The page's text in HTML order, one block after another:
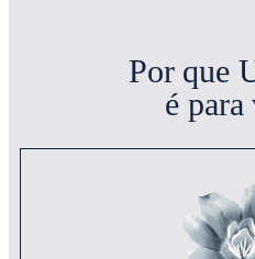
Por que
é para